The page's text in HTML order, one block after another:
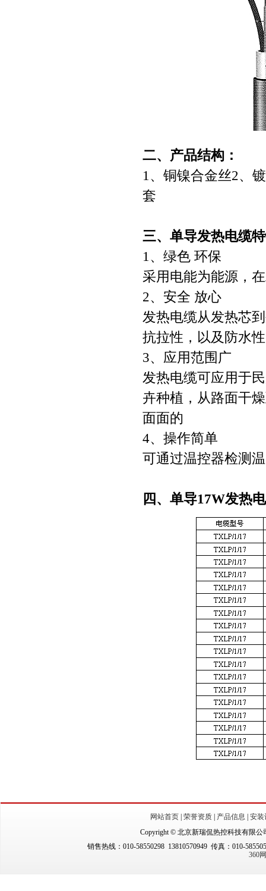
二、产品结构：
1、铜镍合金丝2、
套
三、单导发热电缆
1、绿色 环保
采用电能为能源，
2、安全 放心
发热电缆从发热芯
抗拉性，以及防水
3、应用范围广
发热电缆可应用于
卉种植，从路面干
面面的
4、操作简单
可通过温控器检测
四、单导17W发热
网站首页 荣誉资质 产品信息
安装
Copyright © 北京新瑞侃热控科技有限公
销售热线：010-58550298 13810570949 传真：010-
360